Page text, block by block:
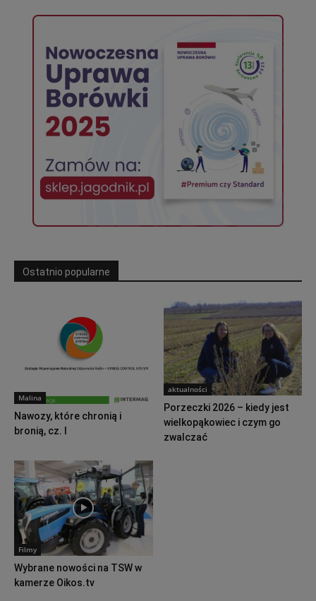
Ostatnio popularne
Malina
Nawozy, które chronią i
bronią, cz. I
aktualności
Porzeczki 2026 – kiedy jest
wielkopąkowiec i czym go
zwalczać
Filmy
Wybrane nowości na TSW w
kamerze Oikos.tv